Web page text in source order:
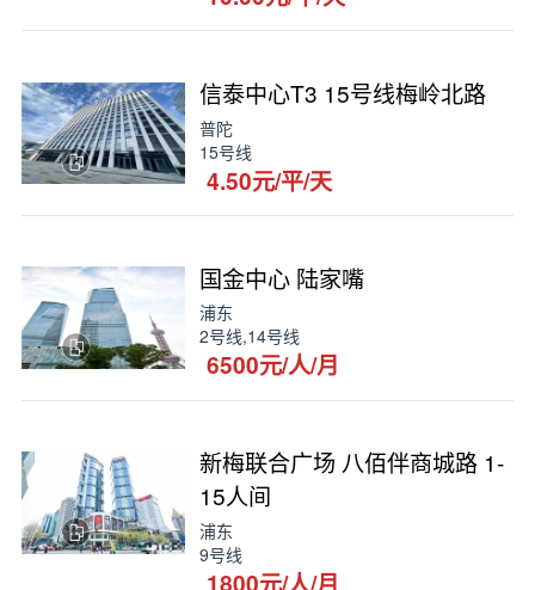
信泰中心T3 15号线梅岭北路
普陀
15号线
4.50元/平/天
国金中心 陆家嘴
浦东
2号线,14号线
6500元/人/月
新梅联合广场 八佰伴商城路 1-
15人间
浦东
9号线